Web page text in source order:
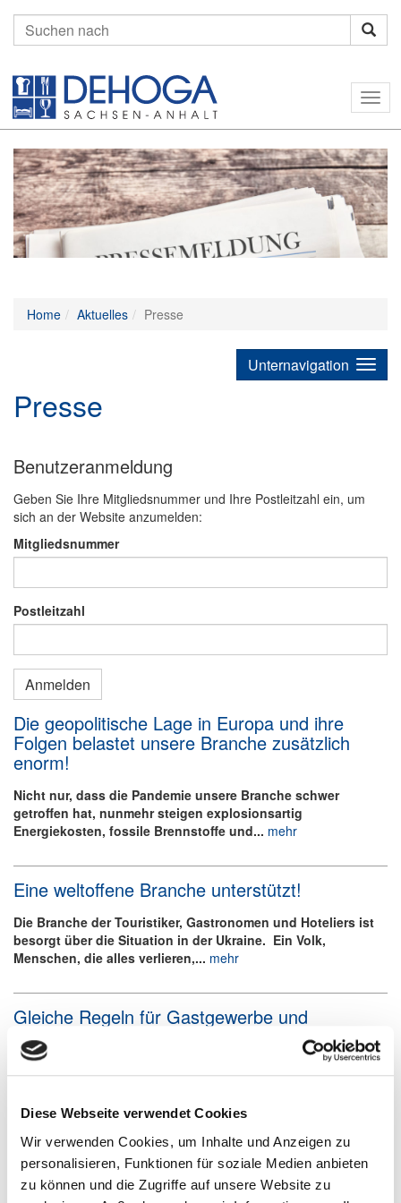
Diese Webseite verwendet Cookies
Wir verwenden Cookies, um Inhalte und Anzeigen zu
personalisieren, Funktionen für soziale Medien anbieten
zu können und die Zugriffe auf unsere Website zu
nach:
Home Aktuelles Presse
Unternavigation
Presse
Benutzeranmeldung
Geben Sie Ihre Mitgliedsnummer und Ihre Postleitzahl ein, um
sich an der Website anzumelden:
Mitgliedsnummer
Postleitzahl
Die geopolitische Lage in Europa und ihre
Folgen belastet unsere Branche zusätzlich
enorm!
Nicht nur, dass die Pandemie unsere Branche schwer
getroffen hat, nunmehr steigen explosionsartig
Energiekosten, fossile Brennstoffe und... mehr
Eine weltoffene Branche unterstützt!
Die Branche der Touristiker, Gastronomen und Hoteliers ist
besorgt über die Situation in der Ukraine. Ein Volk,
Menschen, die alles verlieren,... mehr
Gleiche Regeln für Gastgewerbe und
Einzelhandel!
Im Zuge der angekündigten Lockerungen im Einzelhandel,
DEHOGA Sachsen-Anhalt e.V. zeitnah...
DEHOGA-Umfrage: 50 Prozent Umsatzminus
im Dezember – Mehr als jeder zweite Betrieb